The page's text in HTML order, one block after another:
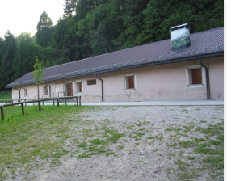
sito ww.icvalledeilaghi.it,
poi dismesso.